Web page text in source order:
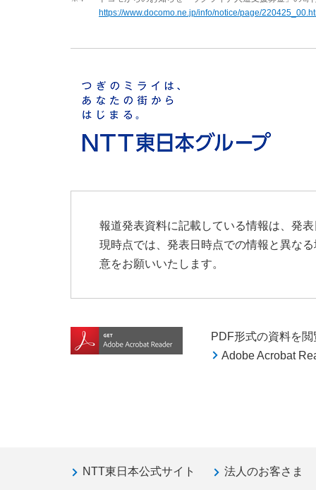
https://www.docomo.ne.jp/info/notice/page/
報道発表資料に記載している情報は、発
現時点では、発表日時点での情報と異な
意をお願いいたします。
PDF形式の資料を
Adobe Acrobat
NTT東日本公式サイト 法人のお客さま